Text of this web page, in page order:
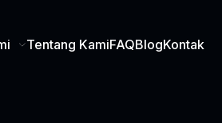
Tentang KamiFAQBlogKontak